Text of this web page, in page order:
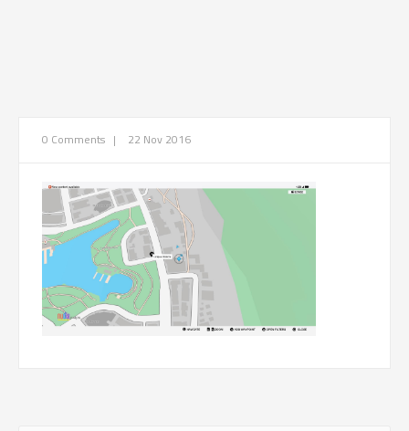
0 Comments | 22 Nov 2016